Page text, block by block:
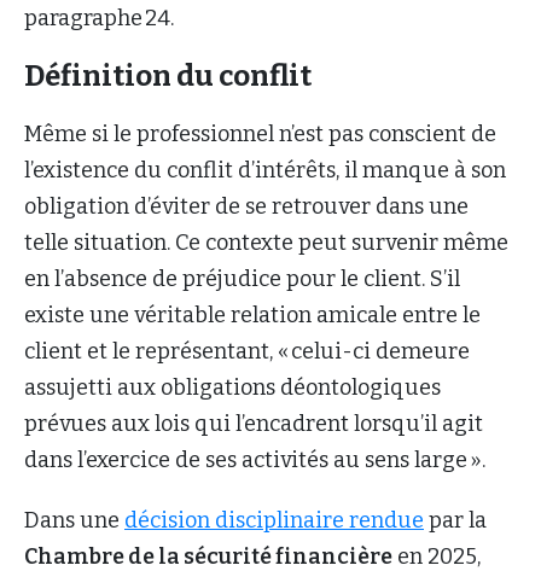
paragraphe 24.
Définition du conflit
Même si le professionnel n’est pas conscient de
l’existence du conflit d’intérêts, il manque à son
obligation d’éviter de se retrouver dans une
telle situation. Ce contexte peut survenir même
en l’absence de préjudice pour le client. S’il
existe une véritable relation amicale entre le
client et le représentant, « celui-ci demeure
assujetti aux obligations déontologiques
prévues aux lois qui l’encadrent lorsqu’il agit
dans l’exercice de ses activités au sens large ».
Dans une décision disciplinaire rendue par la
Chambre de la sécurité financière en 2025,